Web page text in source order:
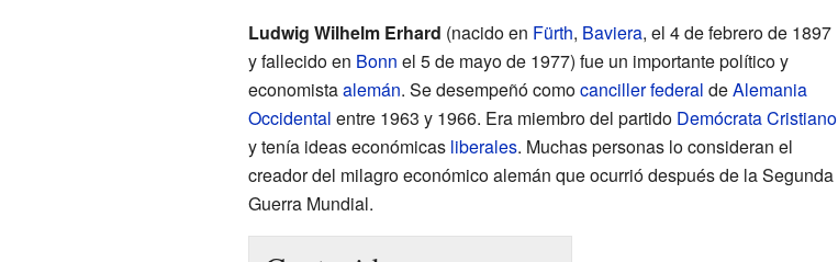
Ludwig Wilhelm Erhard (nacido en Fürth, Baviera, el 4 de febrero de 1897
y fallecido en Bonn el 5 de mayo de 1977) fue un importante político y
economistaalemán. Se desempeñó comocanciller federal deAlemania
Occidental entre 1963 y 1966. Era miembro del partido Demócrata Cristiano
y tenía ideas económicas liberales. Muchas personas lo consideran el
creador del milagro económico alemán que ocurrió después de la Segunda
Guerra Mundial.